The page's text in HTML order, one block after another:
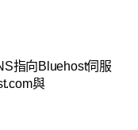
指向Bluehost伺服
與